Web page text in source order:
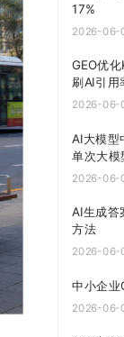
17%
2026-06-
GEO优
刷AI引用
2026-06-
AI大模型
单次大模
2026-06-
AI生成答
方法
2026-06-
中小企业
2026-06-